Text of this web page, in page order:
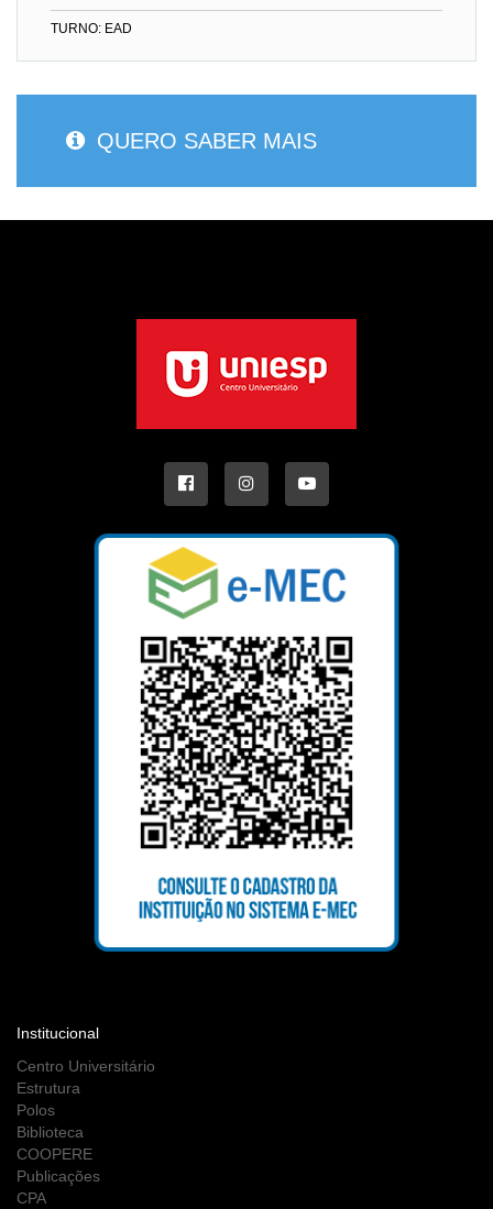
TURNO: EAD
QUERO SABER MAIS
Institucional
Centro Universitário
Estrutura
Polos
Biblioteca
COOPERE
Publicações
CPA